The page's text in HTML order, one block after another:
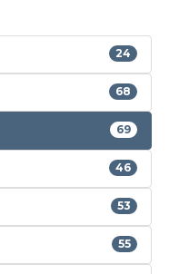
24
68
69
46
53
55